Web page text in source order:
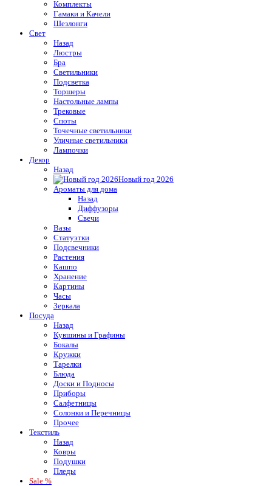
Комплекты
Гамаки и Качели
Шезлонги
Свет
Назад
Люстры
Бра
Светильники
Подсветка
Торшеры
Настольные лампы
Трековые
Споты
Точечные светильники
Уличные светильники
Лампочки
Декор
Назад
Новый год 2026
Ароматы для дома
Назад
Диффузоры
Свечи
Вазы
Статуэтки
Подсвечники
Растения
Кашпо
Хранение
Картины
Часы
Зеркала
Посуда
Назад
Кувшины и Графины
Бокалы
Кружки
Тарелки
Блюда
Доски и Подносы
Приборы
Салфетницы
Солонки и Перечницы
Прочее
Текстиль
Назад
Ковры
Подушки
Пледы
Sale %